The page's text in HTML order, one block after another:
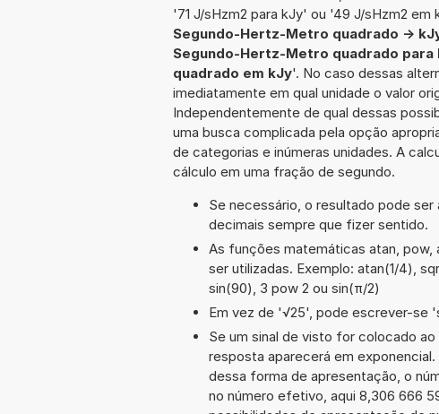
'71 J/sHzm2 para kJy' ou '49 J/sHzm2
Segundo-Hertz-Metro quadrado ->
Segundo-Hertz-Metro quadrado para
quadrado em kJy'. No caso dessas
imediatamente em qual unidade o valor
Independentemente de qual dessas
uma busca complicada pela opção
de categorias e inúmeras unidades. A
cálculo em uma fração de segundo.
Se necessário, o resultado pode
decimais sempre que fizer sentido.
As funções matemáticas atan,
ser utilizadas. Exemplo: atan(1/4),
sin(90), 3 pow 2 ou sin(π/2)
Em vez de '√25', pode escrever-se
Se um sinal de visto for colocado
resposta aparecerá em
dessa forma de apresentação, o
no número efetivo, aqui 8,306 666